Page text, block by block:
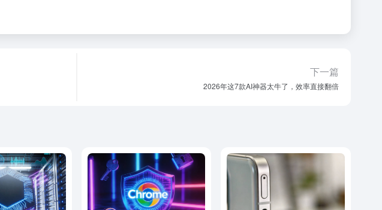
下一篇
2026年这7款AI神器太牛了，效率直接翻倍